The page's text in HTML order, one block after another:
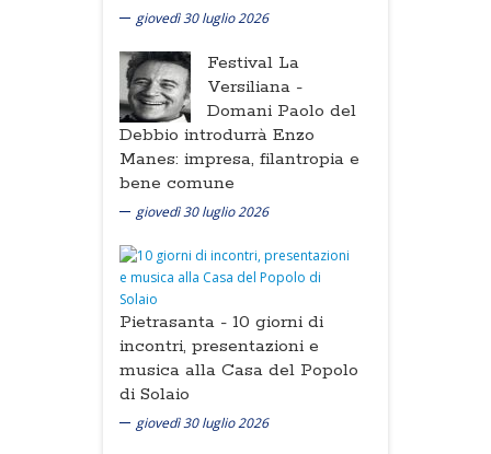
giovedì 30 luglio 2026
Festival La
Versiliana -
Domani Paolo del
Debbio introdurrà Enzo
Manes: impresa, filantropia e
bene comune
giovedì 30 luglio 2026
Pietrasanta - 10 giorni di
incontri, presentazioni e
musica alla Casa del Popolo
di Solaio
giovedì 30 luglio 2026